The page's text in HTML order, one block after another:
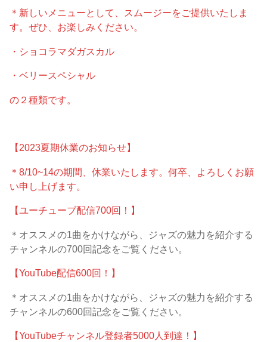
＊新しいメニューとして、スムージーをご提供いたしま
す。ぜひ、お楽しみください。
・ショコラマダガスカル
・ベリースペシャル
の２種類です。
【2023夏期休業のお知らせ】
＊8/10~14の期間、休業いたします。何卒、よろしくお願
い申し上げます。
【ユーチューブ配信700回！】
＊オススメの1曲をかけながら、ジャズの魅力を紹介する
チャンネルの700回記念をご覧ください。
【YouTube配信600回！】
＊オススメの1曲をかけながら、ジャズの魅力を紹介する
チャンネルの600回記念をご覧ください。
【YouTubeチャンネル登録者5000人到達！】